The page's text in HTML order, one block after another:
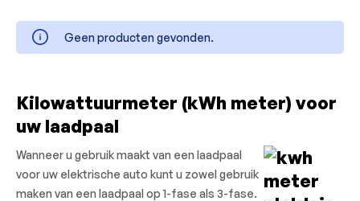
Geen producten gevonden.
Kilowattuurmeter (kWh meter) voor
uw laadpaal
Wanneer u gebruik maakt van een laadpaal
voor uw elektrische auto kunt u zowel gebruik
maken van een laadpaal op 1-fase als 3-fase.